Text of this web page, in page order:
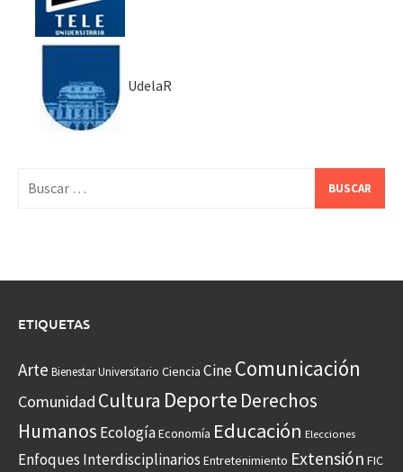
UdelaR
ETIQUETAS
Arte Bienestar Universitario Ciencia CineComunicación
Comunidad Cultura Deporte Derechos
Humanos EcologíaEconomía Educación Elecciones
Enfoques Interdisciplinarios Entretenimiento Extensión FIC